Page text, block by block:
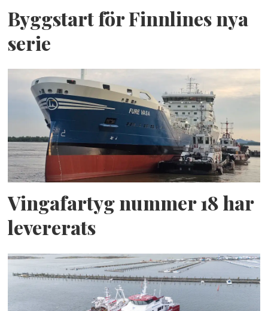
Byggstart för Finnlines nya
serie
Vingafartyg nummer 18 har
levererats